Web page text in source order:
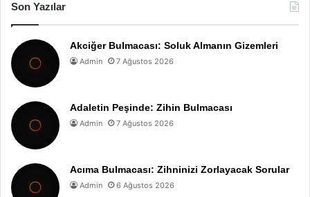
Son Yazılar
Akciğer Bulmacası: Soluk Almanın Gizemleri
Admin 7 Ağustos 2026
Adaletin Peşinde: Zihin Bulmacası
Admin 7 Ağustos 2026
Acıma Bulmacası: Zihninizi Zorlayacak Sorular
Admin 6 Ağustos 2026